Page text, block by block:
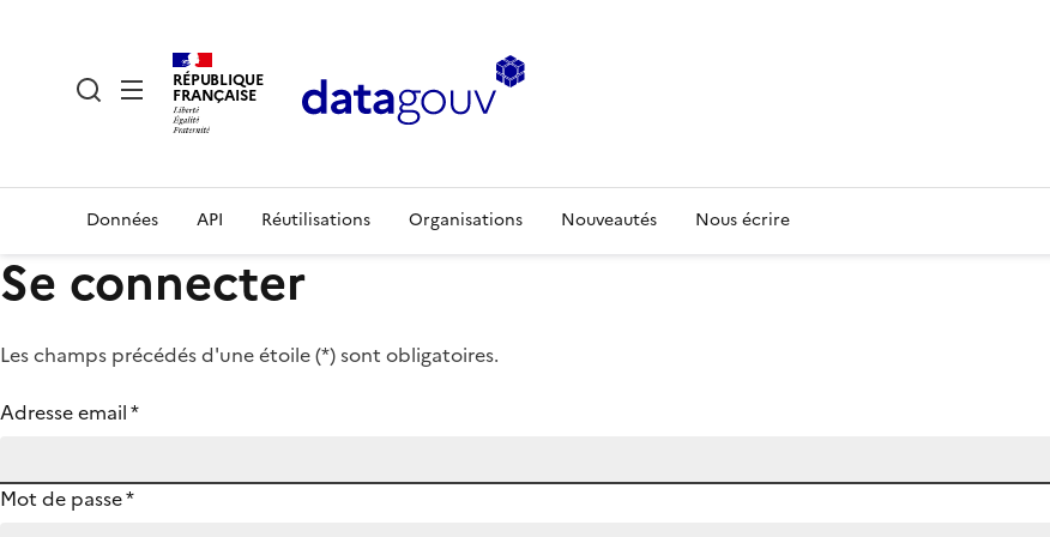
RÉPUBLIQUE
FRANÇAISE
Données API Réutilisations Organisations Nouveautés Nous écrire
Se connecter
Les champs précédés d'une étoile (*) sont obligatoires.
Adresse email*
Mot de passe*